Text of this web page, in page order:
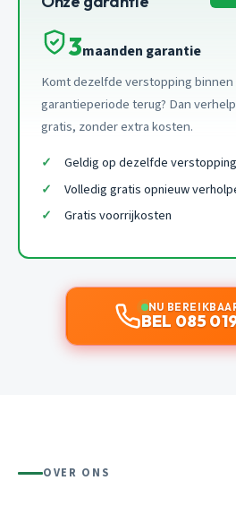
3maanden garantie
Komt dezelfde verstopping binnen
garantieperiode terug? Dan
gratis, zonder extra kosten.
Geldig op dezelfde verstopping
Volledig gratis opnieuw
Gratis voorrijkosten
NU
BEL 085
OVER ONS